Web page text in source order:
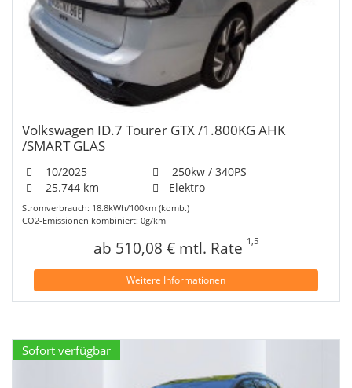
Volkswagen ID.7 Tourer GTX /1.800KG AHK
/SMART GLAS
10/2025
250kw / 340PS
25.744 km
Elektro
Stromverbrauch: 18.8kWh/100km (komb.)
CO2-Emissionen kombiniert: 0g/km
ab 510,08 € mtl. Rate 1,5
Weitere Informationen
Sofort verfügbar